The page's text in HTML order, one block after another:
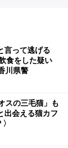
言って逃げる
食をした疑い
川県警
スの三毛猫」も
出会える猫カフ